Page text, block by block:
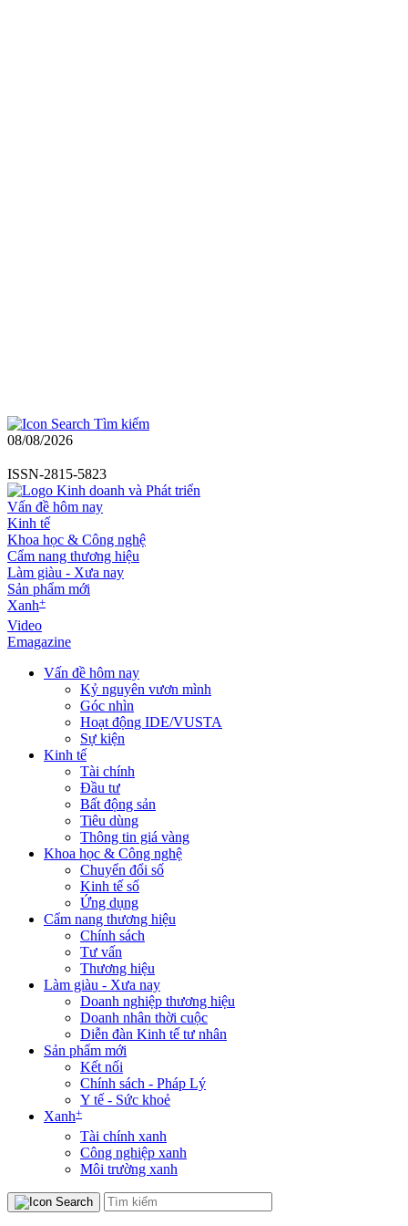
Tìm kiếm
08/08/2026
ISSN-2815-5823
Vấn đề hôm nay
Kinh tế
Khoa học & Công nghệ
Cẩm nang thương hiệu
Làm giàu - Xưa nay
Sản phẩm mới
Xanh+
Video
Emagazine
Vấn đề hôm nay
Kỷ nguyên vươn mình
Góc nhìn
Hoạt động IDE/VUSTA
Sự kiện
Kinh tế
Tài chính
Đầu tư
Bất động sản
Tiêu dùng
Thông tin giá vàng
Khoa học & Công nghệ
Chuyển đổi số
Kinh tế số
Ứng dụng
Cẩm nang thương hiệu
Chính sách
Tư vấn
Thương hiệu
Làm giàu - Xưa nay
Doanh nghiệp thương hiệu
Doanh nhân thời cuộc
Diễn đàn Kinh tế tư nhân
Sản phẩm mới
Kết nối
Chính sách - Pháp Lý
Y tế - Sức khoẻ
Xanh+
Tài chính xanh
Công nghiệp xanh
Môi trường xanh